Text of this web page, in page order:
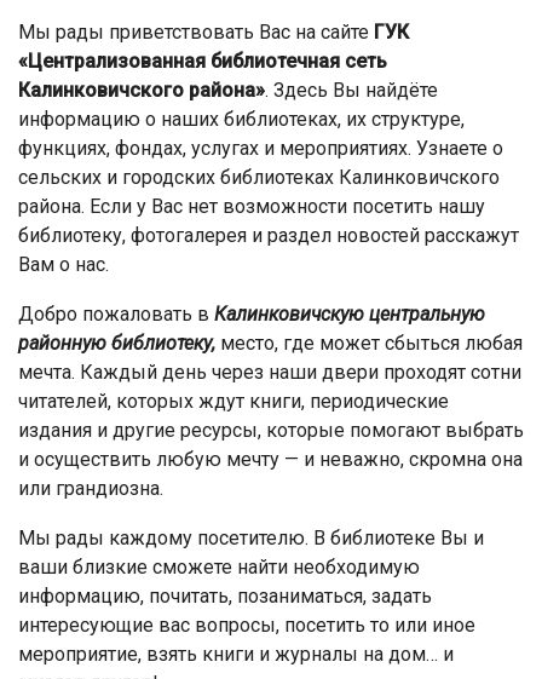
Мы рады приветствовать Вас на сайте ГУК
«Централизованная библиотечная сеть
Калинковичского района». Здесь Вы найдёте
информацию о наших библиотеках, их структуре,
функциях, фондах, услугах и мероприятиях. Узнаете о
сельских и городских библиотеках Калинковичского
района. Если у Вас нет возможности посетить нашу
библиотеку, фотогалерея и раздел новостей расскажут
Вам о нас.
Добро пожаловать в Калинковичскую центральную
районную библиотеку, место, где может сбыться любая
мечта. Каждый день через наши двери проходят сотни
читателей, которых ждут книги, периодические
издания и другие ресурсы, которые помогают выбрать
и осуществить любую мечту — и неважно, скромна она
или грандиозна.
Мы рады каждому посетителю. В библиотеке Вы и
ваши близкие сможете найти необходимую
информацию, почитать, позаниматься, задать
интересующие вас вопросы, посетить то или иное
мероприятие, взять книги и журналы на дом… и